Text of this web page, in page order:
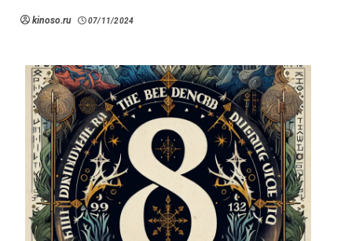
kinoso.ru 07/11/2024